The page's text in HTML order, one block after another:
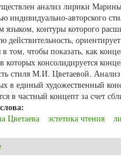
анализ лирики
индивидуально-авторского
языком, контуры которого
в том, чтобы показать, как
которых консолидируется
стиля М.И. Цветаевой.
в единый художественный
в частный концепт за счет
Цветаева эстетика чтения